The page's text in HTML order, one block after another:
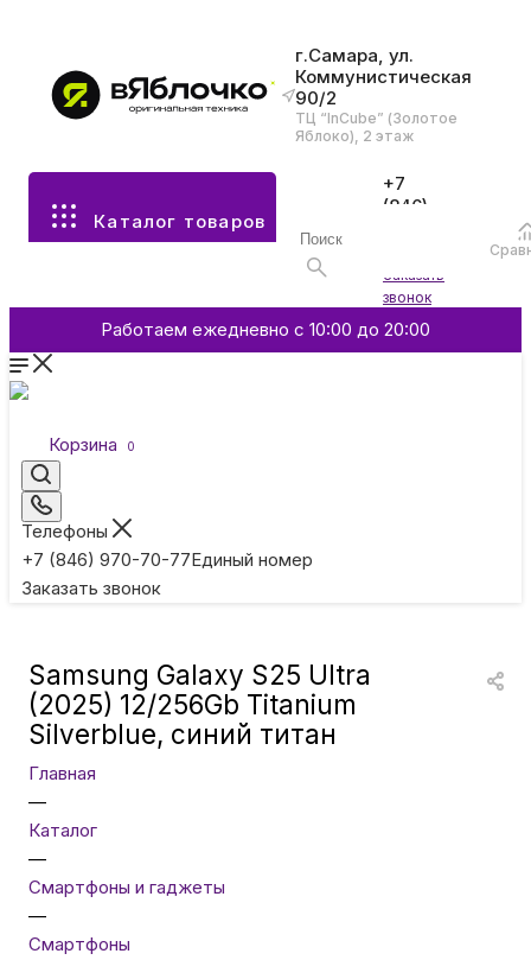
г.Самара, ул.
Коммунистическая
90/2
ТЦ “InCube” (Золотое
Яблоко), 2 этаж
Каталог товаров
+7
(846)
Заказать
звонок
Работаем ежедневно с 10:00 до 20:00
Корзина 0
Телефоны
+7 (846) 970-70-77Единый номер
Заказать звонок
Все разделы каталога
Аксессуары
Смартфоны и гаджеты
Умные кольца
Samsung Galaxy S25 Ultra
(2025) 12/256Gb Titanium
Silverblue, синий титан
Главная
—
Каталог
—
Смартфоны и гаджеты
—
Смартфоны